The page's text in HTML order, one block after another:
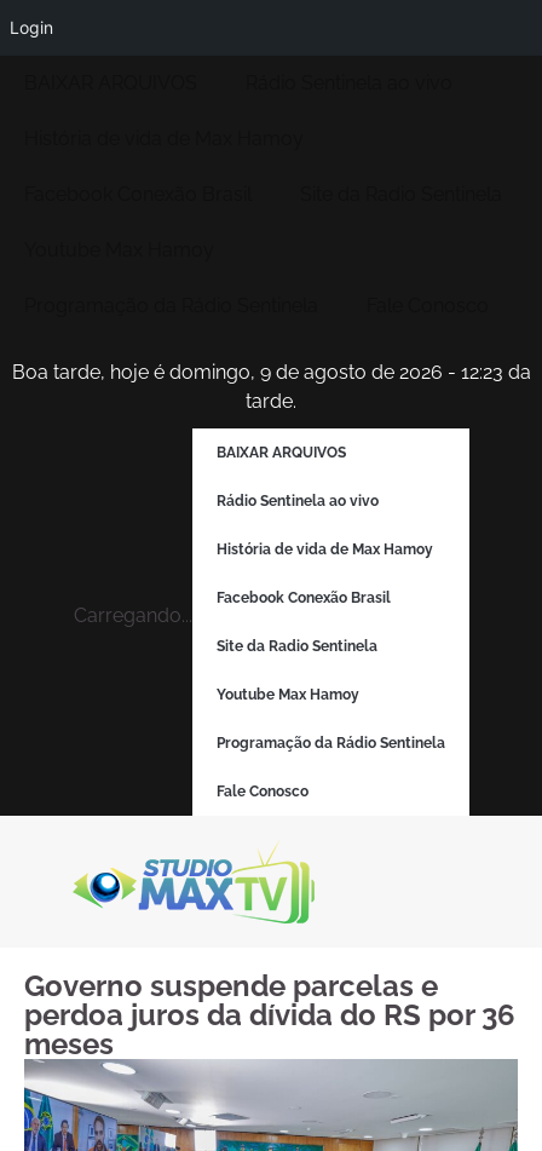
Boa tarde, hoje é domingo, 9 de agosto de 2026 - 12:23 da
tarde.
Carregando...
BAIXAR ARQUIVOS
Rádio Sentinela ao vivo
História de vida de Max Hamoy
Facebook Conexão Brasil
Site da Radio Sentinela
Youtube Max Hamoy
Programação da Rádio Sentinela
Fale Conosco
Governo suspende parcelas e
perdoa juros da dívida do RS por 36
meses
Login